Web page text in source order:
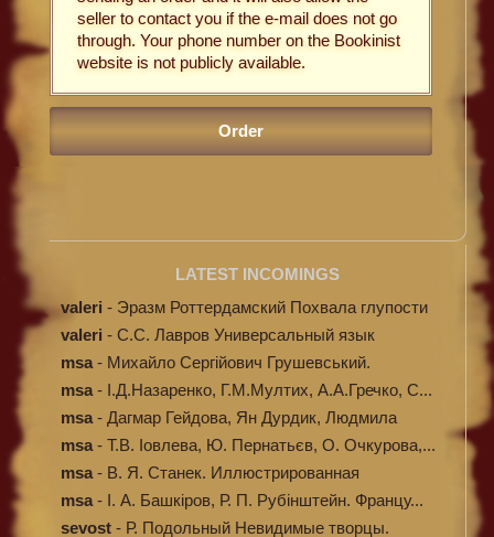
seller to contact you if the e-mail does not go
through. Your phone number on the Bookinist
website is not publicly available.
LATEST INCOMINGS
valeri - Эразм Роттердамский Похвала глупости
valeri - C.С. Лавров Универсальный язык
программи...
msa - Михайло Сергійович Грушевський.
Ілюстров...
msa - І.Д.Назаренко, Г.М.Мултих, А.А.Гречко, С...
msa - Дагмар Гейдова, Ян Дурдик, Людмила
Кибал...
msa - Т.В. Іовлева, Ю. Пернатьєв, О. Очкурова,...
msa - В. Я. Станек. Иллюстрированная
энциклопе...
msa - І. А. Башкіров, Р. П. Рубінштейн. Францу...
sevost - Р. Подольный Невидимые творцы.